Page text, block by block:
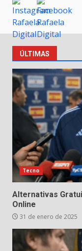
ÚLTIMAS
Tecno
Alternativas
Online
31 de enero de 2025